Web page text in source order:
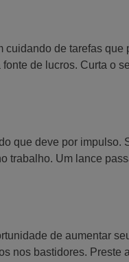
cuidando de tarefas que
de lucros. Curta o
que deve por impulso.
trabalho. Um lance
de aumentar
nos bastidores. Preste